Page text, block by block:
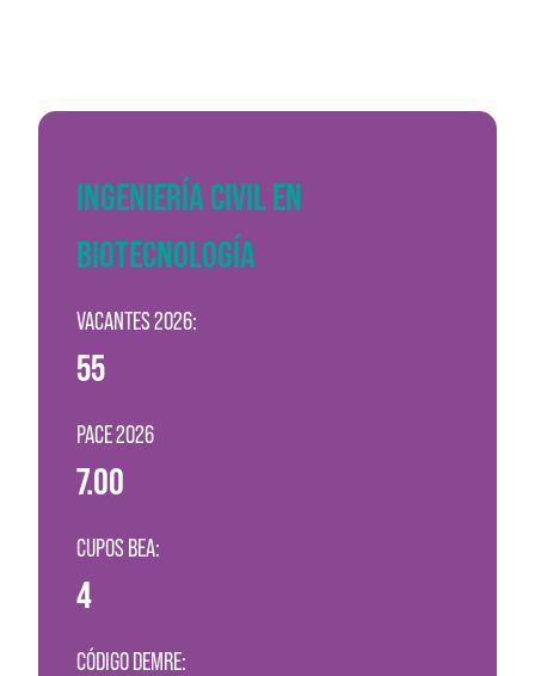
INGENIERÍA CIVIL EN
BIOTECNOLOGÍA
VACANTES 2026:
55
PACE 2026
7.00
CUPOS BEA:
4
CÓDIGO DEMRE: